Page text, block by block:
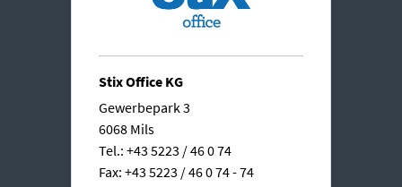
Stix Office KG
Gewerbepark 3
6068 Mils
Tel.: +43 5223 / 46 0 74
Fax: +43 5223 / 46 0 74 - 74